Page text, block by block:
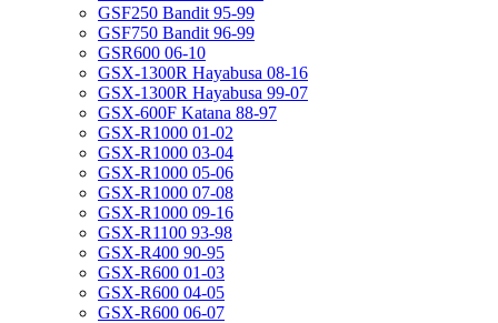
GSF250 Bandit 95-99
GSF750 Bandit 96-99
GSR600 06-10
GSX-1300R Hayabusa 08-16
GSX-1300R Hayabusa 99-07
GSX-600F Katana 88-97
GSX-R1000 01-02
GSX-R1000 03-04
GSX-R1000 05-06
GSX-R1000 07-08
GSX-R1000 09-16
GSX-R1100 93-98
GSX-R400 90-95
GSX-R600 01-03
GSX-R600 04-05
GSX-R600 06-07